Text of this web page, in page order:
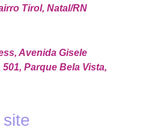
Tirol, Natal/RN
Avenida Gisele
Parque Bela Vista,